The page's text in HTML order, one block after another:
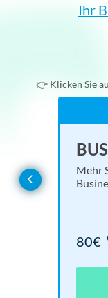
Ihr
👉 Klicken Sie
BASIC
Alles, was
Mehr
80€
JETZT